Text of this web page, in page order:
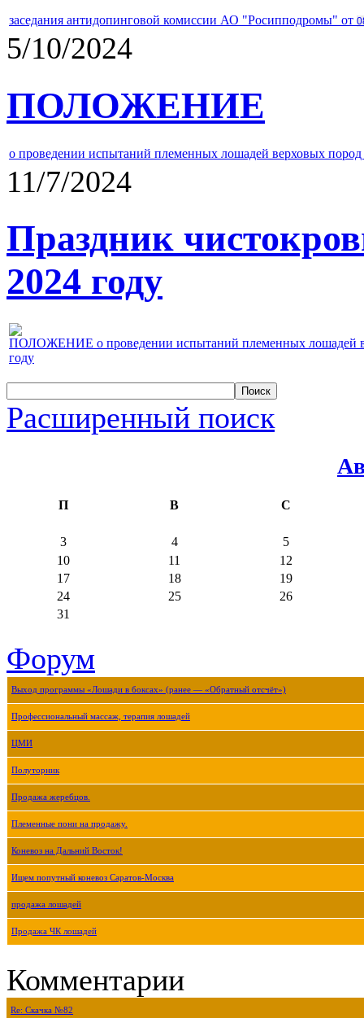
заседания антидопинговой комиссии АО "Росипподромы" от
5/10/2024
ПОЛОЖЕНИЕ
о проведении испытаний племенных лошадей верховых
11/7/2024
Праздник
2024 году
ПОЛОЖЕНИЕ о проведении испытаний племенных лошадей
году
Расширенный поиск
П В С
3 4
5
10
11
12
17
18
19
24
25
26
31
Форум
Выход программы «Лошади в боксах» (ранее — «Обратный отсчёт»)
Профессиональный массаж, терапия лошадей
ЦМИ
Полуторник
Продажа жеребцов.
Племенные пони на продажу.
Коневоз на Дальний Восток!
Ищем попутный коневоз Саратов-Москва
продажа лошадей
Продажа ЧК лошадей
Комментарии
Re: Скачка №82